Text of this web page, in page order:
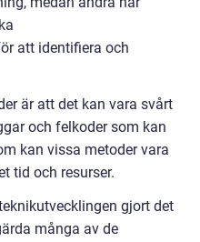
att identifiera och
är att det kan vara svårt
och felkoder som kan
kan vissa metoder vara
tid och resurser.
gjort det
många av de